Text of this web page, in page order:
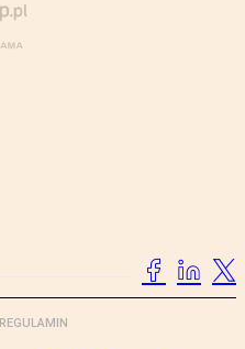
REGULAMIN